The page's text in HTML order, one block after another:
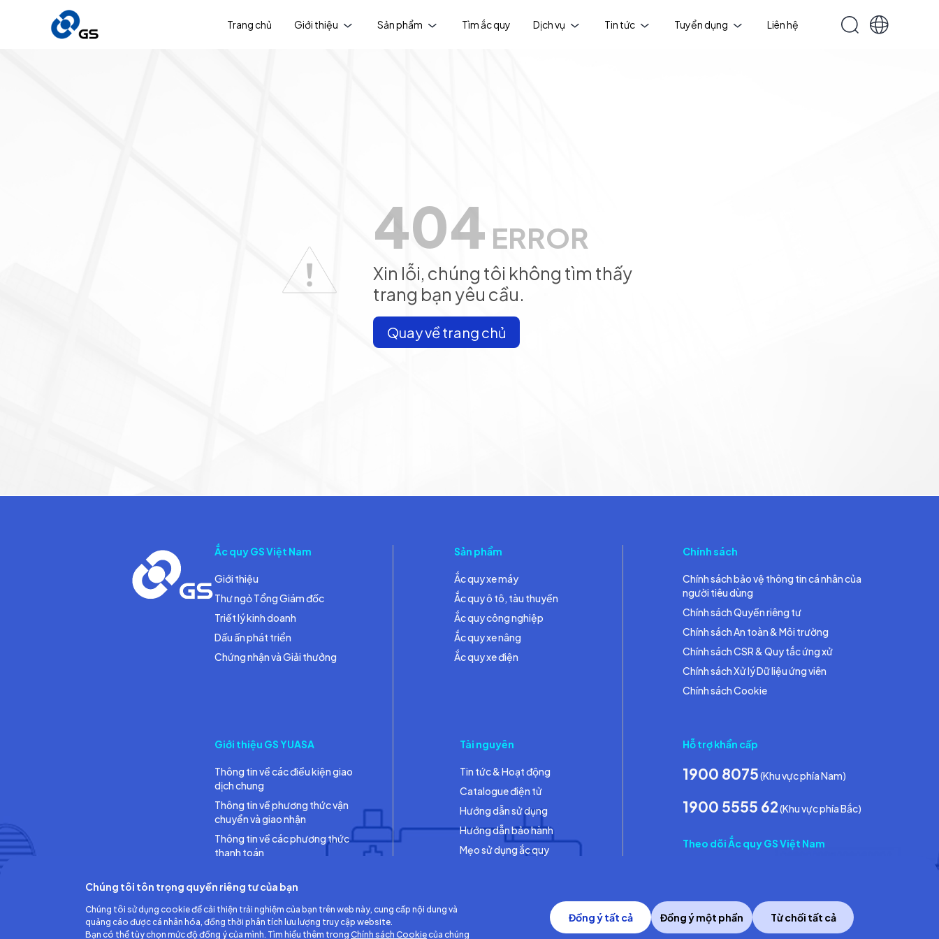
Trang chủ Giới thiệu Sản phẩm Tìm ắc quy Dịch vụ Tin tức Tuyển dụng Liên hệ
404 ERROR
Xin lỗi, chúng tôi không tìm thấy
trang bạn yêu cầu.
Quay về trang chủ
Ắc quy GS Việt Nam
Giới thiệu
Thư ngỏ Tổng Giám đốc
Triết lý kinh doanh
Dấu ấn phát triển
Chứng nhận và Giải thưởng
Sản phẩm
Ắc quy xe máy
Ắc quy ô tô, tàu thuyền
Ắc quy công nghiệp
Ắc quy xe nâng
Ắc quy xe điện
Chính sách
Chính sách bảo vệ thông tin cá nhân của
người tiêu dùng
Chính sách Quyền riêng tư
Chính sách An toàn & Môi trường
Chính sách CSR & Quy tắc ứng xử
Chính sách Xử lý Dữ liệu ứng viên
Chính sách Cookie
Giới thiệu GS YUASA
Thông tin về các điều kiện giao
dịch chung
Thông tin về phương thức vận
chuyển và giao nhận
Thông tin về các phương thức
thanh toán
Tài nguyên
Tin tức & Hoạt động
Catalogue điện tử
Hướng dẫn sử dụng
Hướng dẫn bảo hành
Mẹo sử dụng ắc quy
Hỗ trợ khẩn cấp
1900 8075(Khu vực phía Nam)
1900 5555 62(Khu vực phía Bắc)
Theo dõi Ắc quy GS Việt Nam
Công ty TNHH Ắc quy GS Việt Nam Copyright © 2014 GS Battery Vietnam Co., Ltd
Chúng tôi tôn trọng quyền riêng tư của bạn
Chúng tôi sử dụng cookie để cải thiện trải nghiệm của bạn trên web này, cung cấp nội dung và
quảng cáo được cá nhân hóa, đồng thời phân tích lưu lượng truy cập website.
Bạn có thể tùy chọn mức độ đồng ý của mình. Tìm hiểu thêm trong Chính sách Cookiecủa chúng
Đồng ý tất cả Đồng ý một phần Từ chối tất cả